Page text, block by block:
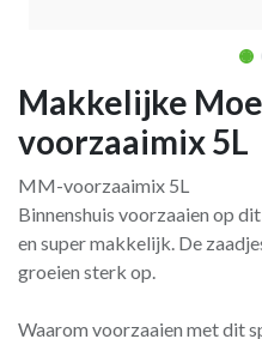
Makkelijke
voorzaaimix 5L
MM-voorzaaimix 5L
Binnenshuis voorzaaien op
en super makkelijk. De
groeien sterk op.
Waarom voorzaaien met dit